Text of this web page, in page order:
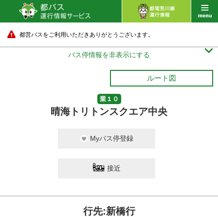
都営バスをご利用いただきありがとうございます。
バス停情報を非表示にする 
ルート図
業１０
晴海トリトンスクエア中央
Myバス停登録
接近
行先:新橋行